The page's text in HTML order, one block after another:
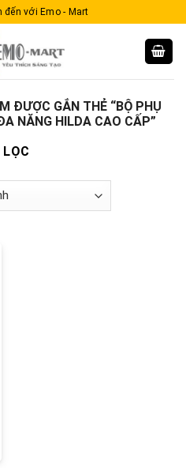
đến với Emo - Mart
ĐƯỢC GẮN THẺ “BỘ PHỤ
NĂNG HILDA CAO CẤP”
LỌC